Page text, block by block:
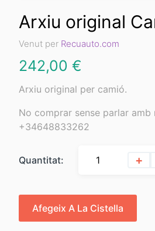
Arxiu original
Venut per Recuauto.com
242,00 €
Arxiu original per camió.
No comprar sense parlar amb
+34648833262
Quantitat: +
Afegeix A La Cistella